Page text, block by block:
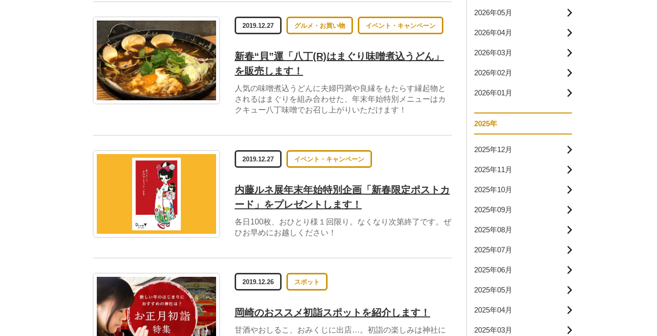
2019.12.27 グルメ・お買い物 イベント・キャンペーン
新春“貝”運「八丁(R)はまぐり味噌煮込うどん」
を販売します！
人気の味噌煮込うどんに夫婦円満や良縁をもたらす縁起物と
されるはまぐりを組み合わせた、年末年始特別メニューはカ
クキュー八丁味噌でお召し上がりいただけます！
2019.12.27 イベント・キャンペーン
内藤ルネ展年末年始特別企画「新春限定ポストカ
ード」をプレゼントします！
各日100枚、おひとり様１回限り。なくなり次第終了です。ぜ
ひお早めにお越しください！
2019.12.26 スポット
岡崎のおススメ初詣スポットを紹介します！
甘酒やおしるこ、おみくじに出店…。初詣の楽しみは神社に
2026年05月
2026年04月
2026年03月
2026年02月
2026年01月
2025年
2025年12月
2025年11月
2025年10月
2025年09月
2025年08月
2025年07月
2025年06月
2025年05月
2025年04月
2025年03月